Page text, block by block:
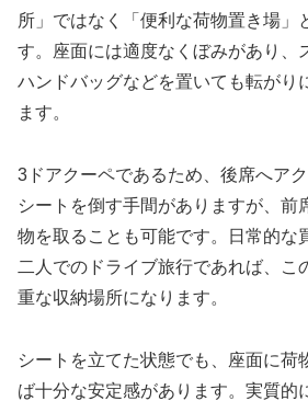
所」ではなく「便利な荷物置き場」
す。座面には適度なくぼみがあり、
ハンドバッグなどを置いても転がり
ます。
3ドアクーペであるため、後席へア
シートを倒す手間がありますが、前
物を取ることも可能です。日常的な
二人でのドライブ旅行であれば、こ
重な収納場所になります。
シートを立てた状態でも、座面に荷
ば十分な安定感があります。実質的